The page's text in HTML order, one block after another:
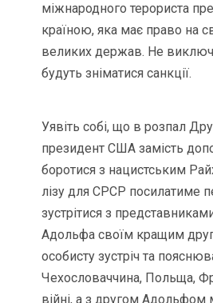
міжнародного терориста
країною, яка має право на
великих держав. Не
будуть зніматися санкції.
Уявіть собі, що в розпал
президент США замість
боротися з нацистським
лізу для СРСР посилатиме
зустрітися з
Адольфа своїм кращим
особисту зустріч та
Чехословаччина, Польща,
війні, а з другом Адольфом